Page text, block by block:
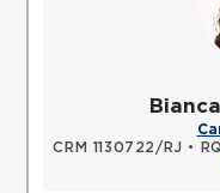
CRM 1130722/RJ •